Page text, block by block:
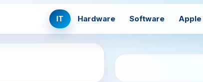
IT Hardware Software Apple